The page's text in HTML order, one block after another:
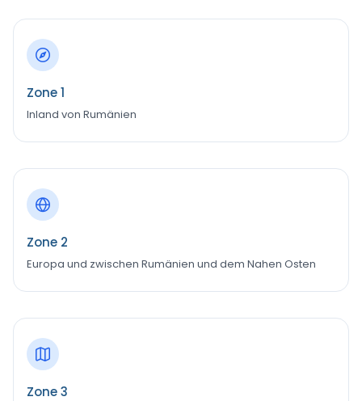
Zone 1
Inland von Rumänien
Zone 2
Europa und zwischen Rumänien und dem Nahen Osten
Zone 3